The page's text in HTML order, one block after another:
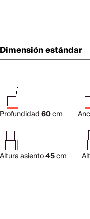
Dimensión estándar
Profundidad60cm
Altura asiento45cm